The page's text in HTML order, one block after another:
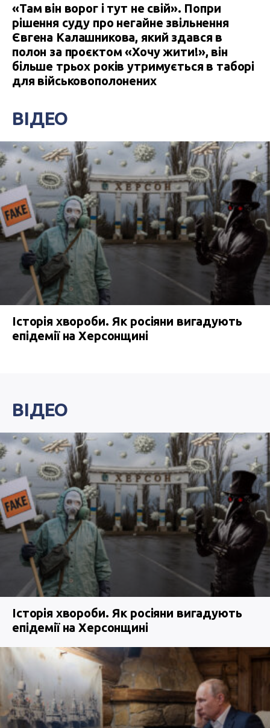
«Там він ворог і тут не свій». Попри
рішення суду про негайне звільнення
Євгена Калашникова, який здався в
полон за проєктом «Хочу жити!», він
більше трьох років утримується в таборі
для військовополонених
ВІДЕО
Історія хвороби. Як росіяни вигадують
епідемії на Херсонщині
ВІДЕО
Історія хвороби. Як росіяни вигадують
епідемії на Херсонщині